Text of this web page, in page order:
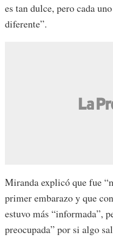
es tan dulce, pero cada
diferente”.
Miranda explicó que fue
primer embarazo y que
estuvo más “informada”,
preocupada” por si algo